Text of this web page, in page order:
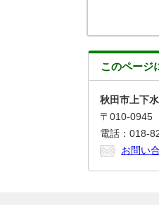
このページ
秋田市上下
〒010-
電話：018-
お問い